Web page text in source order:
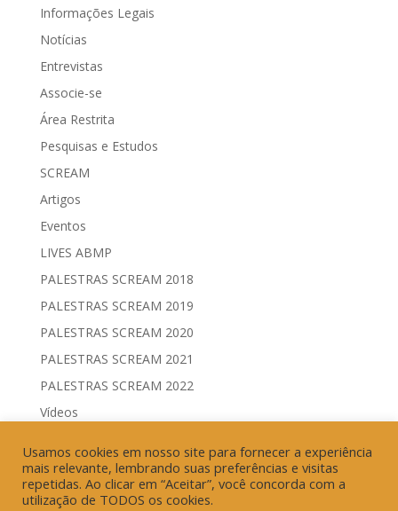
Informações Legais
Notícias
Entrevistas
Associe-se
Área Restrita
Pesquisas e Estudos
SCREAM
Artigos
Eventos
LIVES ABMP
PALESTRAS SCREAM 2018
PALESTRAS SCREAM 2019
PALESTRAS SCREAM 2020
PALESTRAS SCREAM 2021
PALESTRAS SCREAM 2022
Vídeos
Geração de Resultados & Eficiência Publicitária
Usamos cookies em nosso site para fornecer a experiência
mais relevante, lembrando suas preferências e visitas
repetidas. Ao clicar em “Aceitar”, você concorda com a
utilização de TODOS os cookies.